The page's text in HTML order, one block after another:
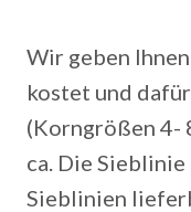
Wir geben
kostet und
(Korngrößen 4-
ca. Die Sieblinie
Sieblinien